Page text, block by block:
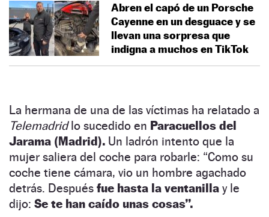
Abren el capó de un Porsche
Cayenne en un desguace y se
llevan una sorpresa que
indigna a muchos en TikTok
La hermana de una de las víctimas ha relatado a
Telemadridlo sucedido en Paracuellos del
Jarama (Madrid). Un ladrón intento que la
mujer saliera del coche para robarle: “Como su
coche tiene cámara, vio un hombre agachado
detrás. Después fue hasta la ventanilla y le
dijo: Se te han caído unas cosas”.